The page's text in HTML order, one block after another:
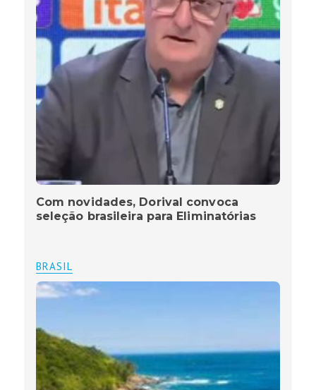
Com novidades, Dorival convoca
seleção brasileira para Eliminatórias
BRASIL